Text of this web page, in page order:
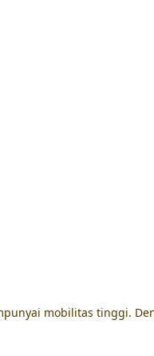
mobilitas tinggi.